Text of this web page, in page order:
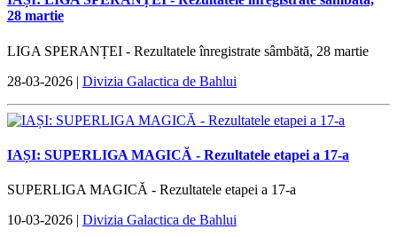
28 martie
LIGA SPERANȚEI - Rezultatele înregistrate sâmbătă, 28 martie
28-03-2026 | Divizia Galactica de Bahlui
IAȘI: SUPERLIGA MAGICĂ - Rezultatele etapei a 17-a
SUPERLIGA MAGICĂ - Rezultatele etapei a 17-a
10-03-2026 | Divizia Galactica de Bahlui